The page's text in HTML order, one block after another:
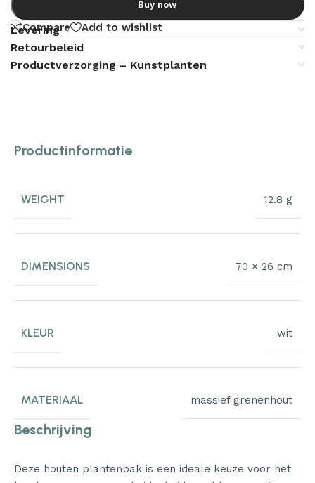
Buy now
Compare Add to wishlist
Levering
Retourbeleid
Productverzorging – Kunstplanten
Productinformatie
WEIGHT 12.8 g
DIMENSIONS 70 × 26 cm
KLEUR wit
MATERIAAL massief grenenhout
Beschrijving
Deze houten plantenbak is een ideale keuze voor het